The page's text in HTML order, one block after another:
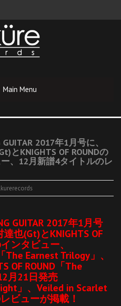
Main Menu
2017年1月号に、
とKNIGHTS OF ROUNDの
、12月新譜4タイトルのレ
GUITAR 2017年1月号
也(Gt)とKNIGHTS OF
ンタビュー、
The Earnest Trilogy」、
OF ROUND「The
月21日発売
」、Veiled in Scarlet
ビューが掲載！